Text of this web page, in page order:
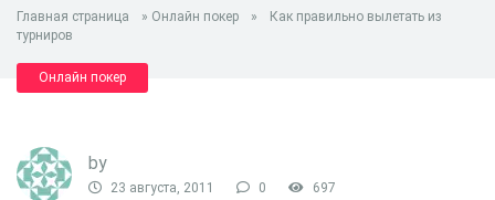
Главная страница » Онлайн покер »
Как правильно вылетать из
турниров
Онлайн покер
by
23 августа, 2011 0 697